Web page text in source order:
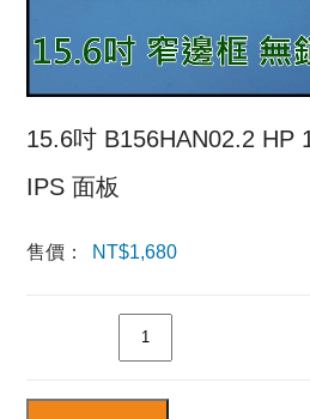
15.6吋 B156HAN02.2 HP
IPS 面板
售價： NT$1,680